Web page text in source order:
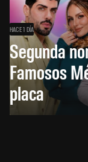
HACE 1 DÍA
Segunda
Famosos
placa